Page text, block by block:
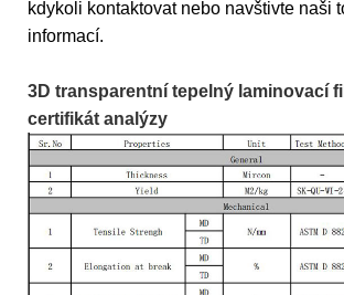
kdykoli kontaktovat nebo navštivte naši
informací.
3D transparentní tepelný laminovací
certifikát analýzy